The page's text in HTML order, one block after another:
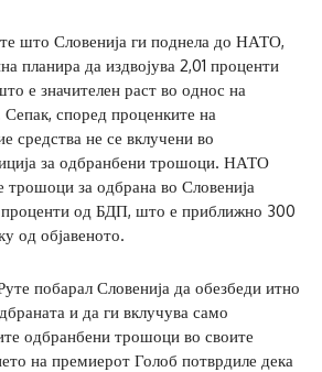
што Словенија ги поднела до НАТО,
планира да издвојува 2,01 проценти
е значителен раст во однос на
според проценките на
средства не се вклучени во
за одбранбени трошоци. НАТО
трошоци за одбрана во Словенија
проценти од БДП, што е приближно 300
од објавеното.
побарал Словенија да обезбеди итно
и да ги вклучува само
одбранбени трошоци во своите
на премиерот Голоб потврдиле дека